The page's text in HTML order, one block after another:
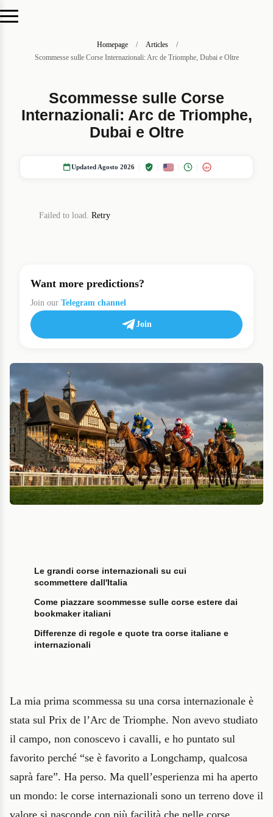
Homepage / Articles
/
Scommesse sulle Corse Internazionali: Arc de Triomphe, Dubai e Oltre
Scommesse sulle Corse
Internazionali: Arc de Triomphe,
Dubai e Oltre
Updated Agosto 2026 18+
Failed to load. Retry
Want more predictions?
Join our Telegram channel
Join
Le grandi corse internazionali su cui
scommettere dall'Italia
Come piazzare scommesse sulle corse estere dai
bookmaker italiani
Differenze di regole e quote tra corse italiane e
internazionali
La mia prima scommessa su una corsa internazionale è
stata sul Prix de l’Arc de Triomphe. Non avevo studiato
il campo, non conoscevo i cavalli, e ho puntato sul
favorito perché “se è favorito a Longchamp, qualcosa
saprà fare”. Ha perso. Ma quell’esperienza mi ha aperto
un mondo: le corse internazionali sono un terreno dove il